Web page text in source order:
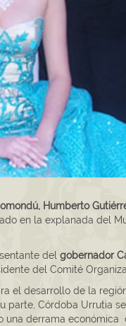
Humberto
en la explanada del
del gobernador
del Comité
el desarrollo de la
Córdoba Urrutia
una derrama